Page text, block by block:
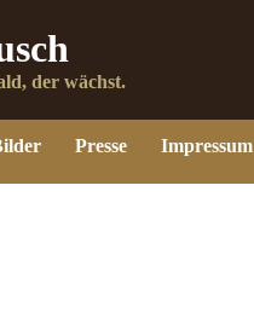
der wächst.
Presse Impressum